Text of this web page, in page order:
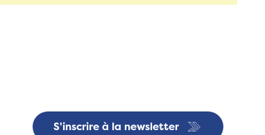
S'inscrire à la newsletter